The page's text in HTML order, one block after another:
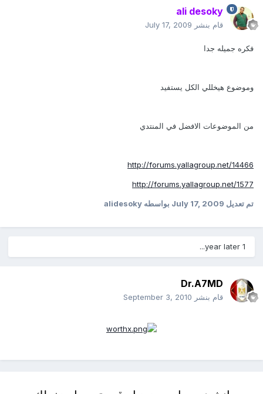
ali desoky
قام بنشر July 17, 2009
فكره جميله جدا
وموضوع هيخللي الكل يستفيد
من الموضوعات الافضل في المنتدي
http://forums.yallagroup.net/14466
http://forums.yallagroup.net/1577
تم تعديلJuly 17, 2009بواسطه alidesoky
Dr.A7MD
قام بنشر September 3, 2010